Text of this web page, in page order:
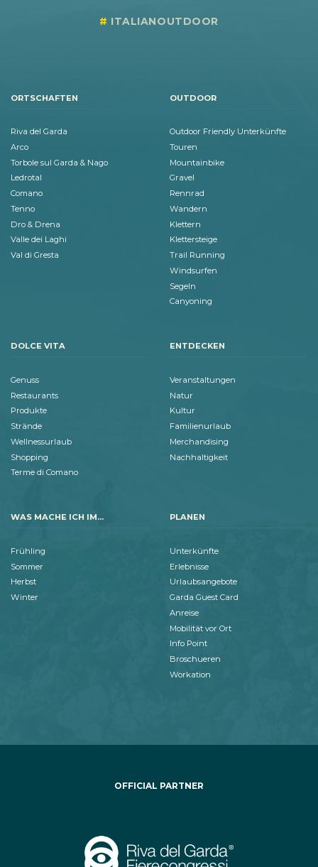
ITALIANOUTDOOR
ORTSCHAFTEN
Riva del Garda
Arco
Torbole sul Garda & Nago
Ledrotal
Comano
Tenno
Dro & Drena
Valle dei Laghi
Val di Gresta
OUTDOOR
Outdoor Friendly Unterkünfte
Touren
Mountainbike
Gravel
Rennrad
Wandern
Klettern
Klettersteige
Trail Running
Windsurfen
Segeln
Canyoning
DOLCE VITA
Genuss
Restaurants
Produkte
Strände
Wellnessurlaub
Shopping
Terme di Comano
ENTDECKEN
Veranstaltungen
Natur
Kultur
Familienurlaub
Merchandising
Nachhaltigkeit
WAS MACHE ICH IM...
Frühling
Sommer
Herbst
Winter
PLANEN
Unterkünfte
Erlebnisse
Urlaubsangebote
Garda Guest Card
Anreise
Mobilität vor Ort
Info Point
Broschueren
Workation
OFFICIAL PARTNER